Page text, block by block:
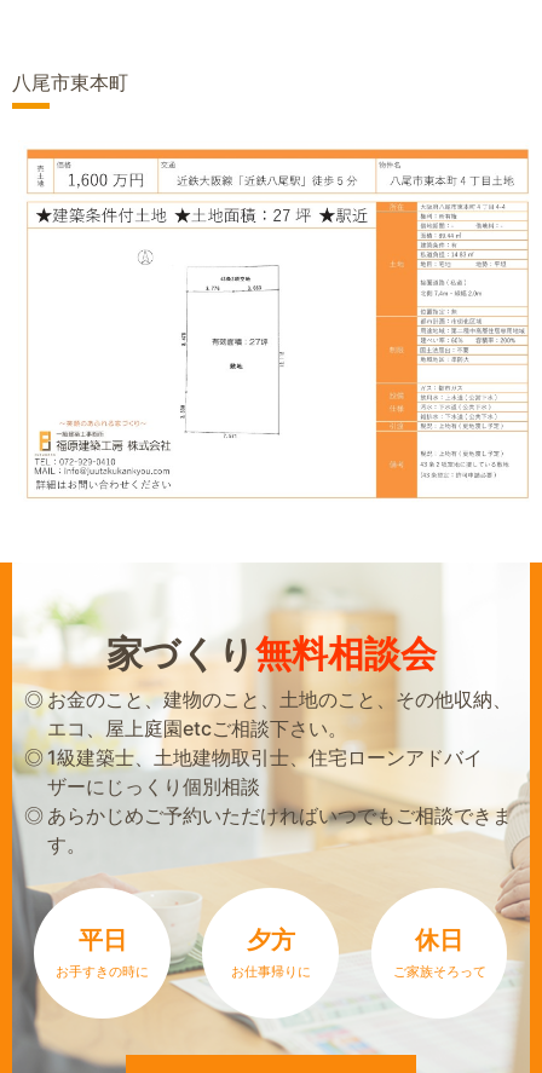
八尾市東本町
家づくり無料相談会
お金のこと、建物のこと、土地のこと、その他収納、
エコ、屋上庭園etcご相談下さい。
1級建築士、土地建物取引士、住宅ローンアドバイ
ザーにじっくり個別相談
あらかじめご予約いただければいつでもご相談できま
す。
平日
お手すきの時に
夕方
お仕事帰りに
休日
ご家族そろって